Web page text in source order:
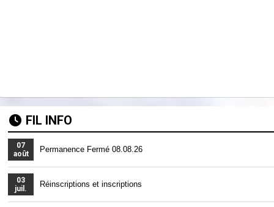
FIL INFO
07
août
Permanence Fermé 08.08.26
03
juil.
Réinscriptions et inscriptions